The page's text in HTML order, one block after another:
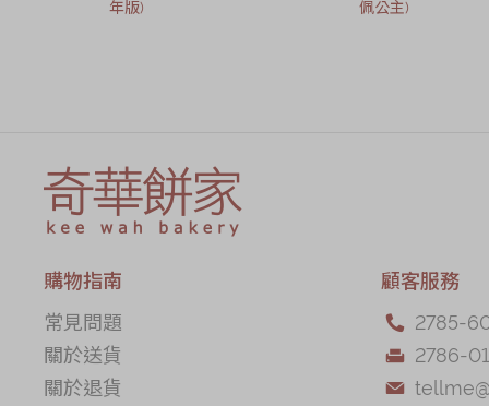
年版)
佩公主)
購物指南
常見問題
關於送貨
關於退貨
顧客服務
 2785-
 2786-
